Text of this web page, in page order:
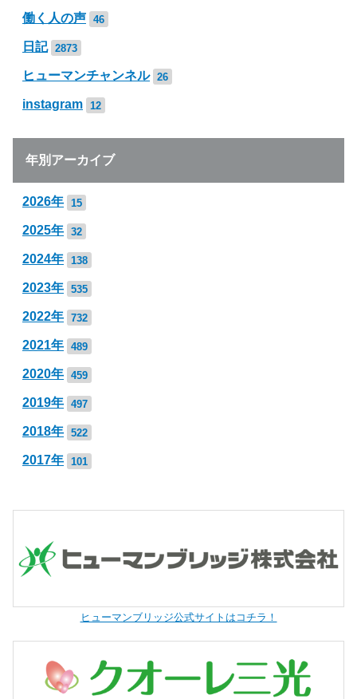
働く人の声 46
日記 2873
ヒューマンチャンネル 26
instagram 12
年別アーカイブ
2026年 15
2025年 32
2024年 138
2023年 535
2022年 732
2021年 489
2020年 459
2019年 497
2018年 522
2017年 101
ヒューマンブリッジ公式サイトはコチラ！